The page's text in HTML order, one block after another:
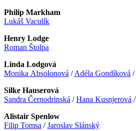
Philip Markham
Lukáš Vaculík
Henry Lodge
Roman Štolpa
Linda Lodgová
Monika Absolonová / Adéla Gondíková /
Silke Hauserová
Sandra Černodrinská / Hana Kusnjerová /
Alistair Spenlow
Filip Tomsa / Jaroslav Slánský